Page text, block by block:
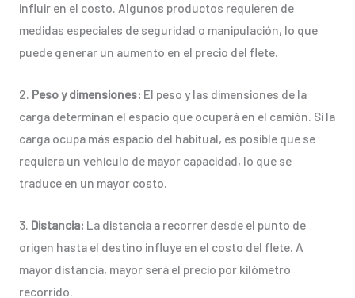
influir en el costo. Algunos productos requieren de
medidas especiales de seguridad o manipulación, lo que
puede generar un aumento en el precio del flete.
2. Peso y dimensiones: El peso y las dimensiones de la
carga determinan el espacio que ocupará en el camión. Si la
carga ocupa más espacio del habitual, es posible que se
requiera un vehículo de mayor capacidad, lo que se
traduce en un mayor costo.
3. Distancia: La distancia a recorrer desde el punto de
origen hasta el destino influye en el costo del flete. A
mayor distancia, mayor será el precio por kilómetro
recorrido.